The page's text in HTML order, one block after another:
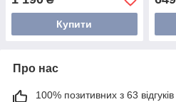
зовнішнього Power bank)
Купити
Про нас
100% позитивних з 63 відгуків